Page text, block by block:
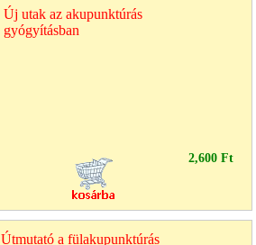
Új utak az akupunktúrás
gyógyításban
2,600 Ft
Útmutató a fülakupunktúrás